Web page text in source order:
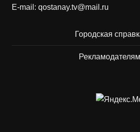
E-mail: qostanay.tv@mail.ru
Городская
Рекламодателям